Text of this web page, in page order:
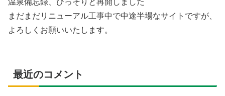
まだまだリニューアル工事中で中途半場なサイトですが、
よろしくお願いいたします。
最近のコメント